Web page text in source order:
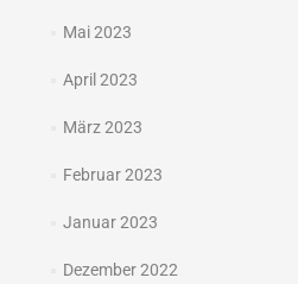
Mai 2023
April 2023
März 2023
Februar 2023
Januar 2023
Dezember 2022